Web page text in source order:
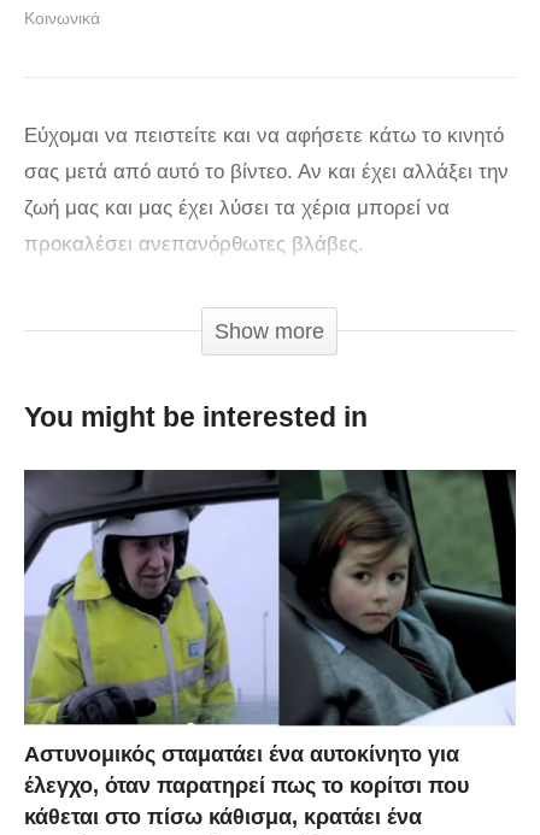
Κοινωνικά
Εύχομαι να πειστείτε και να αφήσετε κάτω το κινητό
σας μετά από αυτό το βίντεο. Αν και έχει αλλάξει την
ζωή μας και μας έχει λύσει τα χέρια μπορεί να
προκαλέσει ανεπανόρθωτες βλάβες.
Show more
You might be interested in
Αστυνομικός σταματάει ένα αυτοκίνητο για
έλεγχο, όταν παρατηρεί πως το κορίτσι που
κάθεται στο πίσω κάθισμα, κρατάει ένα